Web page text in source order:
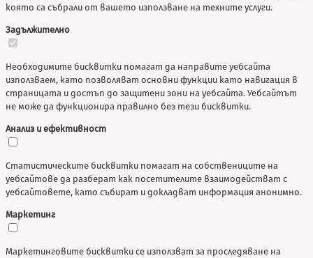
която са събрали от вашето използване на техните услуги.
Задължително
Необходимите бисквитки помагат да направите уебсайта
използваем, като позволяват основни функции като навигация в
страницата и достъп до защитени зони на уебсайта. Уебсайтът
не може да функционира правилно без тези бисквитки.
Анализ и ефективност
Статистическите бисквитки помагат на собствениците на
уебсайтове да разберат как посетителите взаимодействат с
уебсайтовете, като събират и докладват информация анонимно.
Маркетинг
Маркетинговите бисквитки се използват за проследяване на